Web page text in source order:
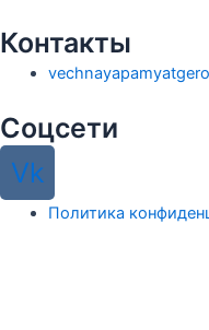
Контакты
Соцсети
Vk
Политика